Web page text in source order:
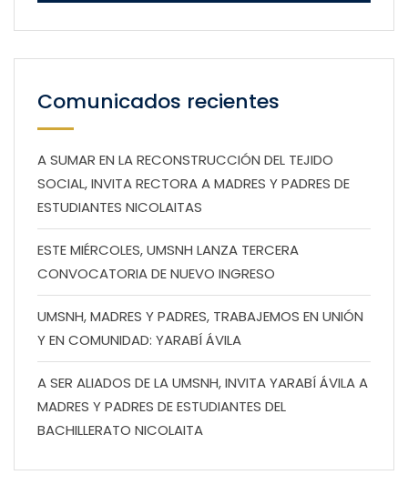
Comunicados recientes
A SUMAR EN LA RECONSTRUCCIÓN DEL TEJIDO
SOCIAL, INVITA RECTORA A MADRES Y PADRES DE
ESTUDIANTES NICOLAITAS
ESTE MIÉRCOLES, UMSNH LANZA TERCERA
CONVOCATORIA DE NUEVO INGRESO
UMSNH, MADRES Y PADRES, TRABAJEMOS EN UNIÓN
Y EN COMUNIDAD: YARABÍ ÁVILA
A SER ALIADOS DE LA UMSNH, INVITA YARABÍ ÁVILA A
MADRES Y PADRES DE ESTUDIANTES DEL
BACHILLERATO NICOLAITA